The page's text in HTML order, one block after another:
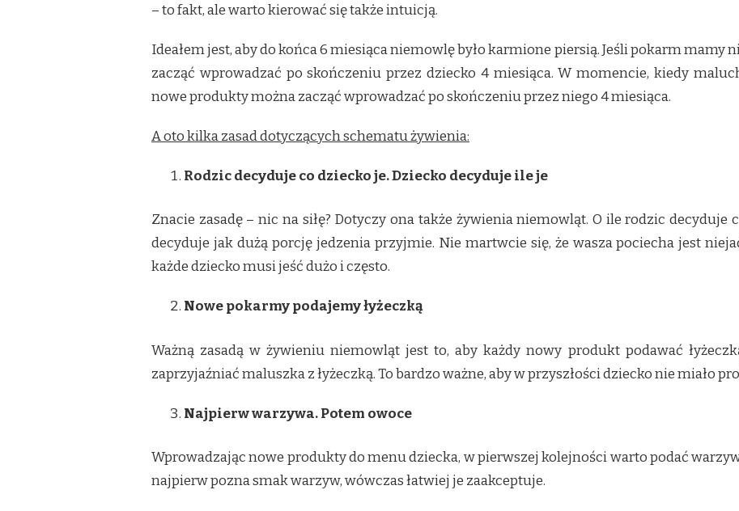
– to fakt, ale warto kierować się także intuicją.
Ideałem jest, aby do końca 6 miesiąca niemowlę było karmione piersią. Jeśli pokarm
zacząć wprowadzać po skończeniu przez dziecko 4 miesiąca. W momencie, kiedy
nowe produkty można zacząć wprowadzać po skończeniu przez niego 4 miesiąca.
A oto kilka zasad dotyczących schematu żywienia:
Rodzic decyduje co dziecko je. Dziecko decyduje ile je
Znacie zasadę – nic na siłę? Dotyczy ona także żywienia niemowląt. O ile rodzic decyduje
decyduje jak dużą porcję jedzenia przyjmie. Nie martwcie się, że wasza pociecha jest
każde dziecko musi jeść dużo i często.
Nowe pokarmy podajemy łyżeczką
Ważną zasadą w żywieniu niemowląt jest to, aby każdy nowy produkt podawać
zaprzyjaźniać maluszka z łyżeczką. To bardzo ważne, aby w przyszłości dziecko nie miało
Najpierw warzywa. Potem owoce
Wprowadzając nowe produkty do menu dziecka, w pierwszej kolejności warto podać
najpierw pozna smak warzyw, wówczas łatwiej je zaakceptuje.